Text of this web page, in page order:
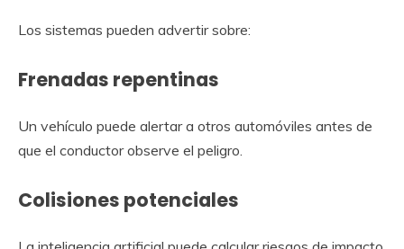
Los sistemas pueden advertir sobre:
Frenadas repentinas
Un vehículo puede alertar a otros automóviles antes de
que el conductor observe el peligro.
Colisiones potenciales